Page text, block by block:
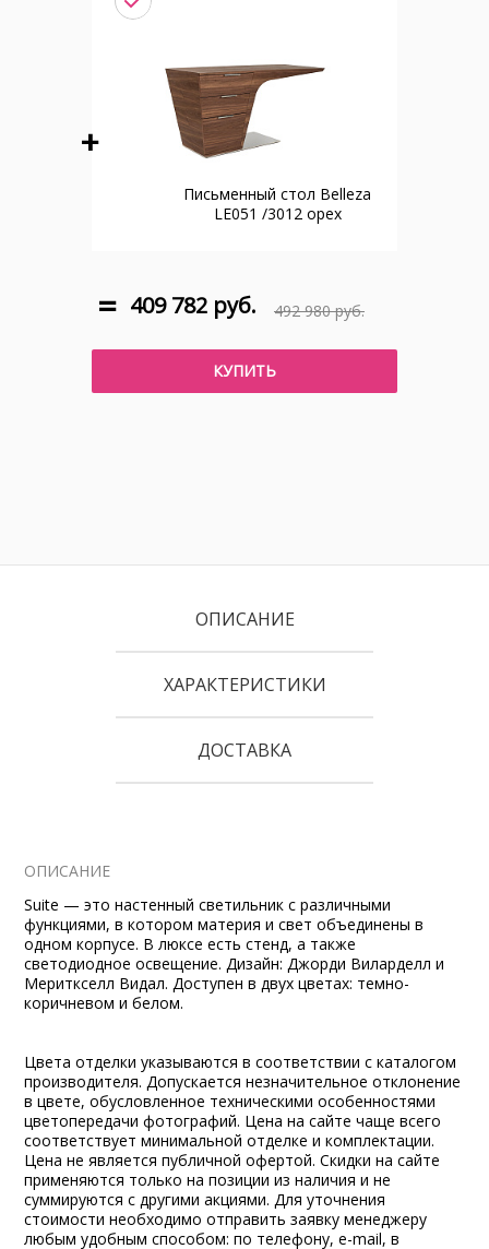
Письменный стол Belleza
LE051 /3012 орех
492 980 руб.
409 782 руб.
КУПИТЬ
ОПИСАНИЕ
ХАРАКТЕРИСТИКИ
ДОСТАВКА
ОПИСАНИЕ
Suite — это настенный светильник с различными
функциями, в котором материя и свет объединены в
одном корпусе. В люксе есть стенд, а также
светодиодное освещение. Дизайн: Джорди Виларделл и
Мериткселл Видал. Доступен в двух цветах: темно-
коричневом и белом.
Цвета отделки указываются в соответствии с каталогом
производителя. Допускается незначительное отклонение
в цвете, обусловленное техническими особенностями
цветопередачи фотографий. Цена на сайте чаще всего
соответствует минимальной отделке и комплектации.
Цена не является публичной офертой. Скидки на сайте
применяются только на позиции из наличия и не
суммируются с другими акциями. Для уточнения
стоимости необходимо отправить заявку менеджеру
любым удобным способом: по телефону, e-mail, в